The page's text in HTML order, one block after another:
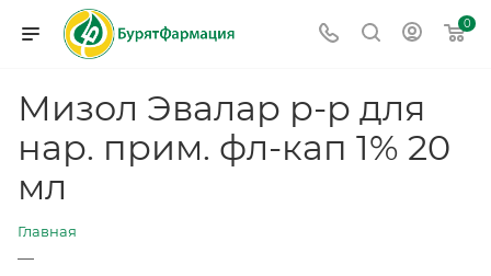
0
Мизол Эвалар р-р для
нар. прим. фл-кап 1% 20
мл
Главная
—